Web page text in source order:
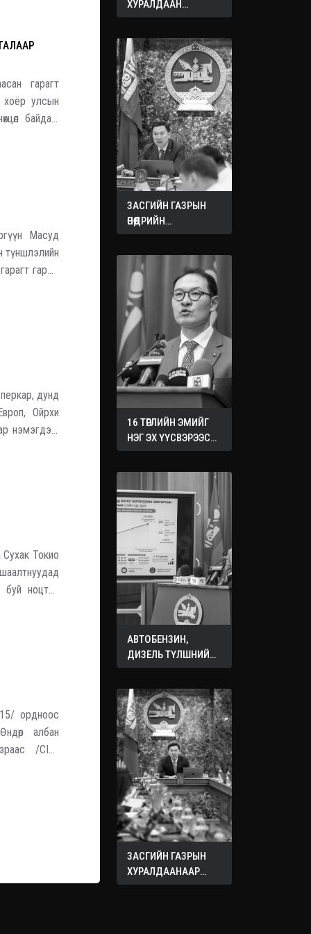
гарагт
улсын
байдал,
Масуд
түншлэлийн
гарын
дунд
Ойрхи
нэмэгдэж
Токио
ноцтой
ордноос
албан
/CIO/
ХУРАЛДААН
ЭХЭЛЛЭЭ
ЗАСГИЙН ГАЗРЫН
ӨНӨӨДРИЙН
ХУРАЛДААНААС
ШИЙДВЭРҮҮД
16 ТӨРЛИЙН ЭМИЙГ
НЭГ ЭХ ҮҮСВЭРЭЭС
ХУДАЛДАН АВАХ
АВТОБЕНЗИН,
ДИЗЕЛЬ ТҮЛШНИЙ
ОНЦГОЙ АЛБАН
ЗАСГИЙН ГАЗРЫН
ХУРАЛДААНААР
ХЭЛЭЛЦЭЖ БУЙ